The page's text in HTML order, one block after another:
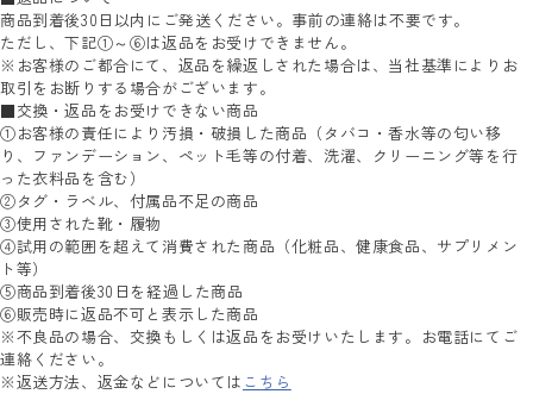
商品到着後30日以内にご発送ください。事前の連絡は不要です。
ただし、下記①～⑥は返品をお受けできません。
※お客様のご都合にて、返品を繰返しされた場合は、当社基準によりお
取引をお断りする場合がございます。
■交換・返品をお受けできない商品
①お客様の責任により汚損・破損した商品（タバコ・香水等の匂い移
り、ファンデーション、ペット毛等の付着、洗濯、クリーニング等を行
った衣料品を含む）
②タグ・ラベル、付属品不足の商品
③使用された靴・履物
④試用の範囲を超えて消費された商品（化粧品、健康食品、サプリメン
ト等）
⑤商品到着後30日を経過した商品
⑥販売時に返品不可と表示した商品
※不良品の場合、交換もしくは返品をお受けいたします。お電話にてご
連絡ください。
※返送方法、返金などについては こちら